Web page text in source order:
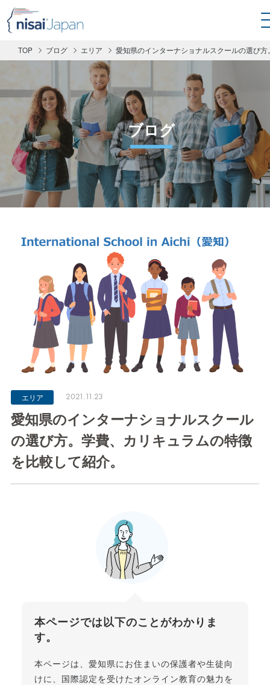
TOP ブログ エリア 愛知県のインターナショナルスクールの選び
ブログ
エリア 2021.11.23
愛知県のインターナショナルスクール
の選び方。学費、カリキュラムの特徴
を比較して紹介。
本ページでは以下のことがわかりま
す。
本ページは、愛知県にお住まいの保護者や生徒向
けに、国際認定を受けたオンライン教育の魅力を